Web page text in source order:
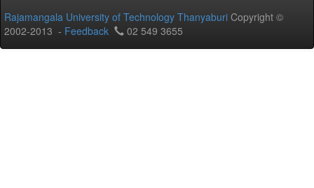
Rajamangala University of Technology Thanyaburi Copyright ©
2002-2013 - Feedback 02 549 3655